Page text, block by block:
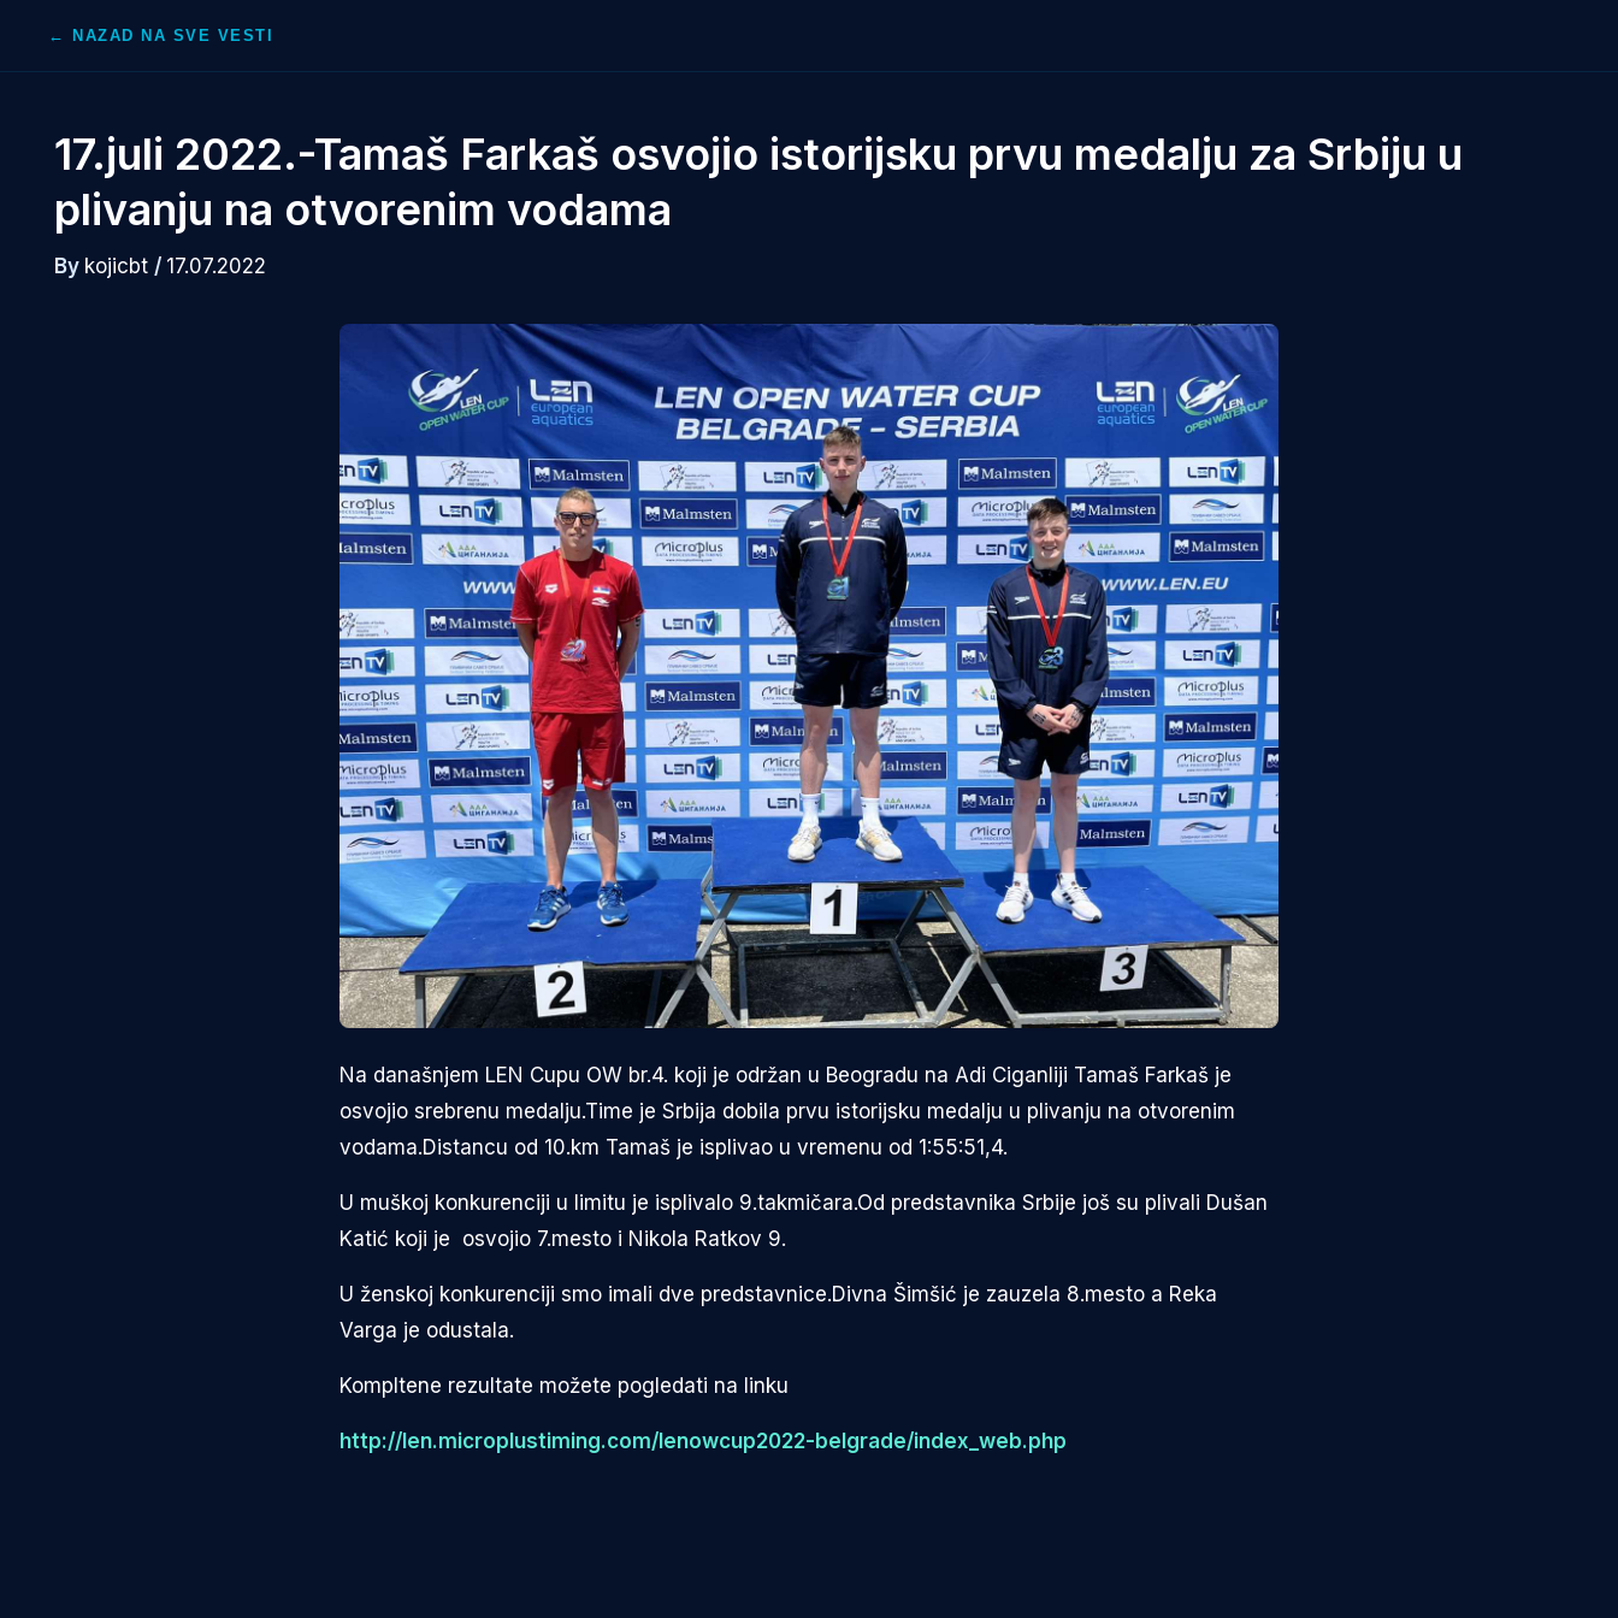
← NAZAD NA SVE VESTI
17.juli 2022.-Tamaš Farkaš osvojio istorijsku prvu medalju za Srbiju u
plivanju na otvorenim vodama
By kojicbt / 17.07.2022
Na današnjem LEN Cupu OW br.4. koji je održan u Beogradu na Adi Ciganliji Tamaš Farkaš je
osvojio srebrenu medalju.Time je Srbija dobila prvu istorijsku medalju u plivanju na otvorenim
vodama.Distancu od 10.km Tamaš je isplivao u vremenu od 1:55:51,4.
U muškoj konkurenciji u limitu je isplivalo 9.takmičara.Od predstavnika Srbije još su plivali Dušan
Katić koji je osvojio 7.mesto i Nikola Ratkov 9.
U ženskoj konkurenciji smo imali dve predstavnice.Divna Šimšić je zauzela 8.mesto a Reka
Varga je odustala.
Kompltene rezultate možete pogledati na linku
http://len.microplustiming.com/lenowcup2022-belgrade/index_web.php